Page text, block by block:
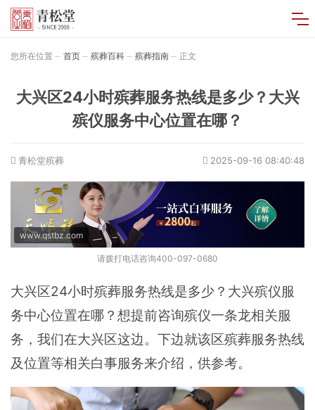
您所在位置 首页 殡葬百科 殡葬指南 正文
大兴区24小时殡葬服务热线是多少？大兴
殡仪服务中心位置在哪？
青松堂殡葬 2025-09-16 08:40:48
请拨打电话咨询400-097-0680
www.qstbz.com
大兴区24小时殡葬服务热线是多少？大兴殡仪服
务中心位置在哪？想提前咨询殡仪一条龙相关服
务，我们在大兴区这边。下边就该区殡葬服务热线
及位置等相关白事服务来介绍，供参考。